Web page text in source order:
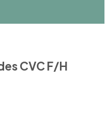
CVC F/H